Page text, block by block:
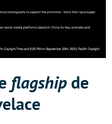
flagship de